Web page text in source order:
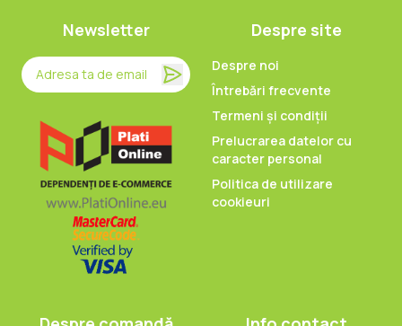
Newsletter Despre site
Despre noi
Întrebări frecvente
Termeni și condiții
Prelucrarea datelor cu
caracter personal
Politica de utilizare
cookieuri